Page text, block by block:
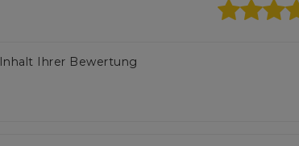
Inhalt Ihrer Bewertung